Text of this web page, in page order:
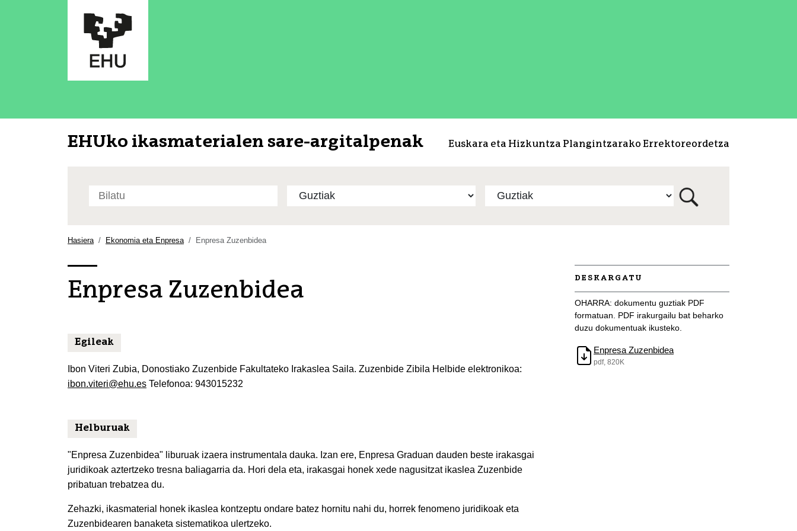
EHUko ikasmaterialen sare-argitalpenak Euskara eta Hizkuntza Plangintzarako Errektoreordetza
atarian
aurreratua…
Hasiera Ekonomia eta Enpresa Enpresa Zuzenbidea
Enpresa Zuzenbidea
Egileak
Ibon Viteri Zubia, Donostiako Zuzenbide Fakultateko Irakaslea Saila. Zuzenbide Zibila Helbide elektronikoa:
ibon.viteri@ehu.es Telefonoa: 943015232
Helburuak
"Enpresa Zuzenbidea" liburuak izaera instrumentala dauka. Izan ere, Enpresa Graduan dauden beste irakasgai
juridikoak aztertzeko tresna baliagarria da. Hori dela eta, irakasgai honek xede nagusitzat ikaslea Zuzenbide
pribatuan trebatzea du.
Zehazki, ikasmaterial honek ikaslea kontzeptu ondare batez hornitu nahi du, horrek fenomeno juridikoak eta
Zuzenbidearen banaketa sistematikoa ulertzeko.
DESKARGATU
OHARRA: dokumentu guztiak PDF
formatuan. PDF irakurgailu bat beharko
duzu dokumentuak ikusteko.
Enpresa Zuzenbidea
pdf, 820K